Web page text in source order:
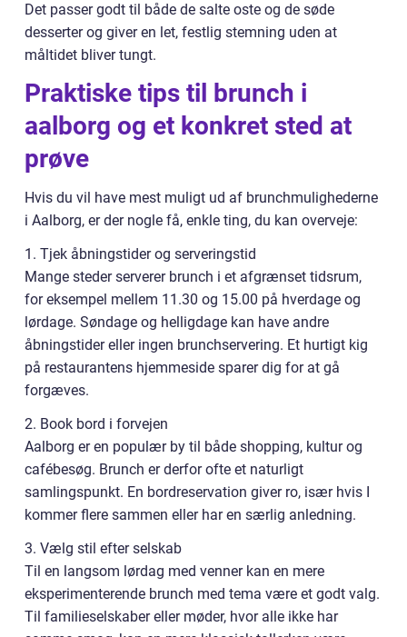
Det passer godt til både de salte oste og de søde
desserter og giver en let, festlig stemning uden at
måltidet bliver tungt.
Praktiske tips til brunch i
aalborg og et konkret sted at
prøve
Hvis du vil have mest muligt ud af brunchmulighederne
i Aalborg, er der nogle få, enkle ting, du kan overveje:
1. Tjek åbningstider og serveringstid
Mange steder serverer brunch i et afgrænset tidsrum,
for eksempel mellem 11.30 og 15.00 på hverdage og
lørdage. Søndage og helligdage kan have andre
åbningstider eller ingen brunchservering. Et hurtigt kig
på restaurantens hjemmeside sparer dig for at gå
forgæves.
2. Book bord i forvejen
Aalborg er en populær by til både shopping, kultur og
cafébesøg. Brunch er derfor ofte et naturligt
samlingspunkt. En bordreservation giver ro, især hvis I
kommer flere sammen eller har en særlig anledning.
3. Vælg stil efter selskab
Til en langsom lørdag med venner kan en mere
eksperimenterende brunch med tema være et godt valg.
Til familieselskaber eller møder, hvor alle ikke har